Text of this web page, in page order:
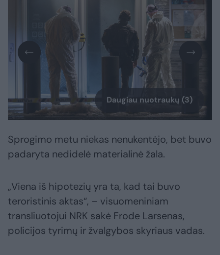
Daugiau nuotraukų (3)
Sprogimo metu niekas nenukentėjo, bet buvo
padaryta nedidelė materialinė žala.
„Viena iš hipotezių yra ta, kad tai buvo
teroristinis aktas“, – visuomeniniam
transliuotojui NRK sakė Frode Larsenas,
policijos tyrimų ir žvalgybos skyriaus vadas.